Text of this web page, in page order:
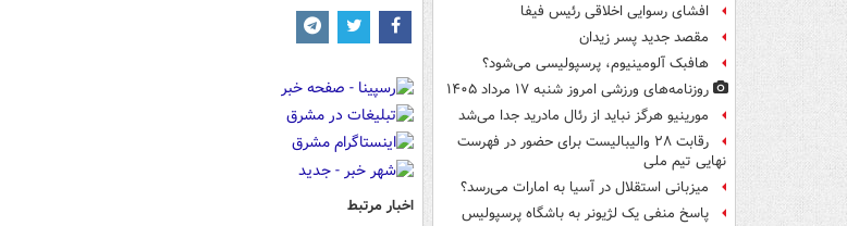
افشای رسوایی اخلاقی رئیس فیفا
مقصد جدید پسر زیدان
هافبک آلومینیوم، پرسپولیسی می‌شود؟
روزنامه‌های ورزشی امروز ‌شنبه ۱۷ مرداد ۱۴۰۵
مورینیو هرگز نباید از رئال مادرید جدا می‌شد
رقابت ۲۸ والیبالیست برای حضور در فهرست
نهایی تیم ملی
میزبانی استقلال در آسیا به امارات می‌رسد؟
پاسخ منفی یک لژیونر به باشگاه پرسپولیس
اخبار مرتبط